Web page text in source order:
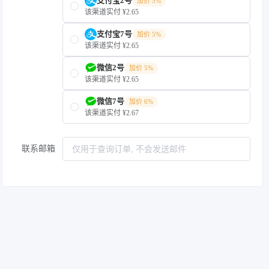
该渠道实付 ¥2.65
支付宝7号 加价 5%
该渠道实付 ¥2.65
微信2号 加价 5%
该渠道实付 ¥2.65
微信7号 加价 6%
该渠道实付 ¥2.67
联系邮箱